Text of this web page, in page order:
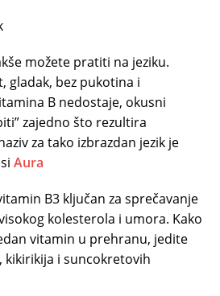
možete pratiti na jeziku.
gladak, bez pukotina i
B nedostaje, okusni
zajedno što rezultira
za tako izbrazdan jezik je
Aura
B3 ključan za sprečavanje
kolesterola i umora. Kako
vitamin u prehranu, jedite
kikirikija i suncokretovih